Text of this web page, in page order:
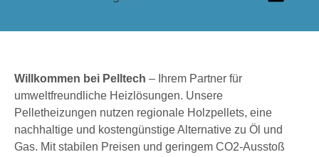
Willkommen bei Pelltech – Ihrem Partner für
umweltfreundliche Heizlösungen. Unsere
Pelletheizungen nutzen regionale Holzpellets, eine
nachhaltige und kostengünstige Alternative zu Öl und
Gas. Mit stabilen Preisen und geringem CO2-Ausstoß